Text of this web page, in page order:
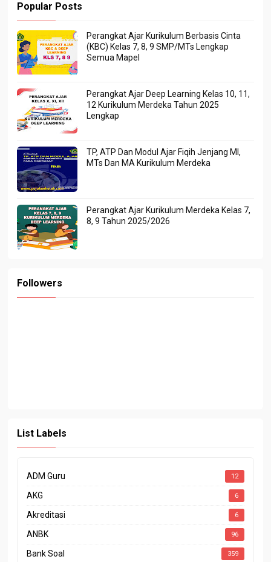
Popular Posts
Perangkat Ajar Kurikulum Berbasis Cinta
(KBC) Kelas 7, 8, 9 SMP/MTs Lengkap
Semua Mapel
Perangkat Ajar Deep Learning Kelas 10, 11,
12 Kurikulum Merdeka Tahun 2025
Lengkap
TP, ATP Dan Modul Ajar Fiqih Jenjang MI,
MTs Dan MA Kurikulum Merdeka
Perangkat Ajar Kurikulum Merdeka Kelas 7,
8, 9 Tahun 2025/2026
Followers
List Labels
ADM Guru 12
AKG 6
Akreditasi 6
ANBK 96
Bank Soal 359